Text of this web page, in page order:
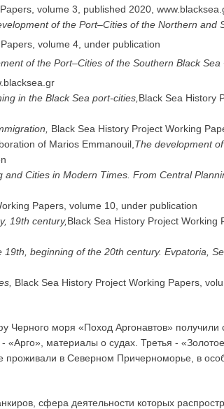
volume 3, published 2020,
of the Port–Cities of the Northern and
volume 4, under publication
of the Port–Cities of the Southern Black
in the Black Sea port-cities, Black Sea History
Black Sea History Project Working
of Marios Emmanouil, The development
and Cities in Modern Times. From Central
Papers, volume 10, under publication
19th century,Black Sea History Project Working
beginning of the 20th century. Evpatoria,
Black Sea History Project Working Papers,
Черного моря «Поход Аргонавтов»
материалы о судах. Третья -
проживали в Северном Причерноморье, в
сфера деятельности которых